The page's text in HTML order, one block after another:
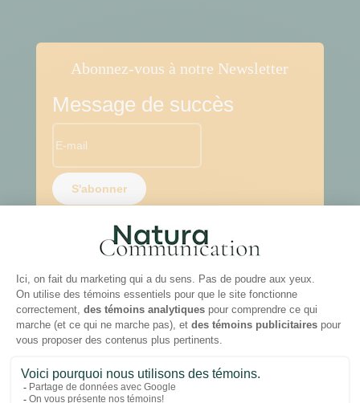
Abonnez-vous à notre Newsletter
Message de succès
S'abonner

NOUS JOINDRE